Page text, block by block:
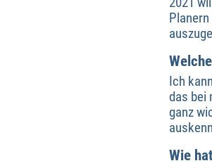
Ich
das bei
ganz
Wie